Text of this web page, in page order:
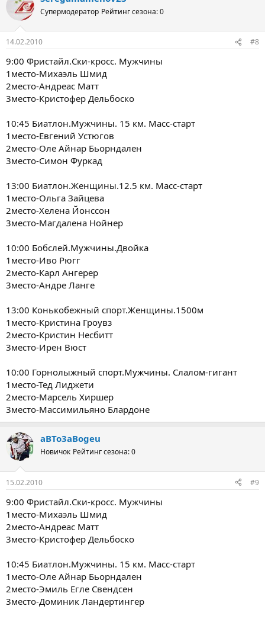
Супермодератор Рейтинг сезона: 0
14.02.2010 #8
9:00 Фристайл.Cки-кросс. Мужчины
1место-Михаэль Шмид
2место-Андреас Матт
3место-Кристофер Дельбоско
10:45 Биатлон.Мужчины. 15 км. Масс-старт
1место-Евгений Устюгов
2место-Оле Айнар Бьорндален
3место-Симон Фуркад
13:00 Биатлон.Женщины.12.5 км. Масс-старт
1место-Ольга Зайцева
2место-Хелена Йонссон
3место-Магдалена Нойнер
10:00 Бобслей.Мужчины.Двойка
1место-Иво Рюгг
2место-Карл Ангерер
3место-Андре Ланге
13:00 Конькобежный спорт.Женщины.1500м
1место-Кристина Гроувз
2место-Кристин Несбитт
3место-Ирен Вюст
10:00 Горнолыжный спорт.Мужчины. Слалом-гигант
1место-Тед Лиджети
2место-Марсель Хиршер
3место-Массимильяно Блардоне
aBTo3aBogeu
Новичок Рейтинг сезона: 0
15.02.2010 #9
9:00 Фристайл.Cки-кросс. Мужчины
1место-Михаэль Шмид
2место-Андреас Матт
3место-Кристофер Дельбоско
10:45 Биатлон.Мужчины. 15 км. Масс-старт
1место-Оле Айнар Бьорндален
2место-Эмиль Егле Свендсен
3место-Доминик Ландертингер